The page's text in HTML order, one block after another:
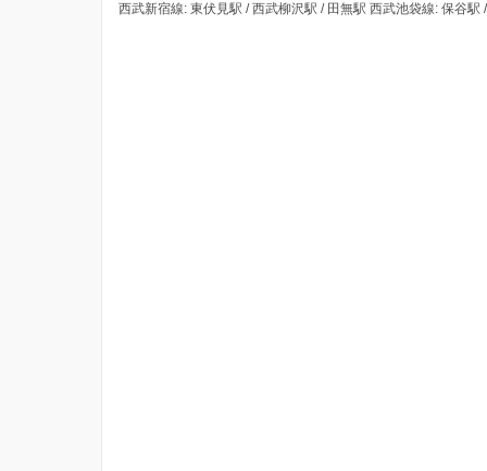
西武新宿線: 東伏見駅 / 西武柳沢駅 / 田無駅 西武池袋線: 保谷駅